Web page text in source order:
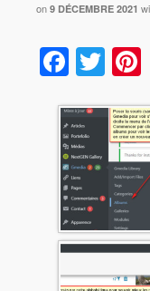
on 9 DÉCEMBRE 2021